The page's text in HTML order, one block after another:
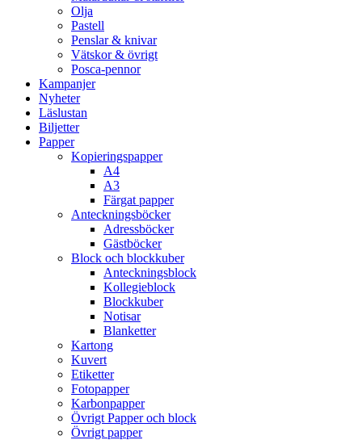
Olja
Pastell
Penslar & knivar
Vätskor & övrigt
Posca-pennor
Kampanjer
Nyheter
Läslustan
Biljetter
Papper
Kopieringspapper
A4
A3
Färgat papper
Anteckningsböcker
Adressböcker
Gästböcker
Block och blockkuber
Anteckningsblock
Kollegieblock
Blockkuber
Notisar
Blanketter
Kartong
Kuvert
Etiketter
Fotopapper
Karbonpapper
Övrigt Papper och block
Övrigt papper